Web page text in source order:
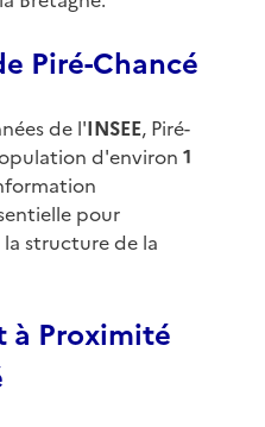
Piré-Chancé
de l'INSEE, Piré-
d'environ 1
pour
structure de la
à Proximité